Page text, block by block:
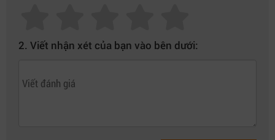
2. Viết nhận xét của bạn vào bên dưới: